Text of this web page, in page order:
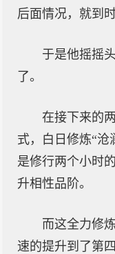
后面情况，就到
于是他摇摇
了。
在接下来的
式，白日修炼“沧
是修行两个小时
升相性品阶。
而这全力修
速的提升到了第